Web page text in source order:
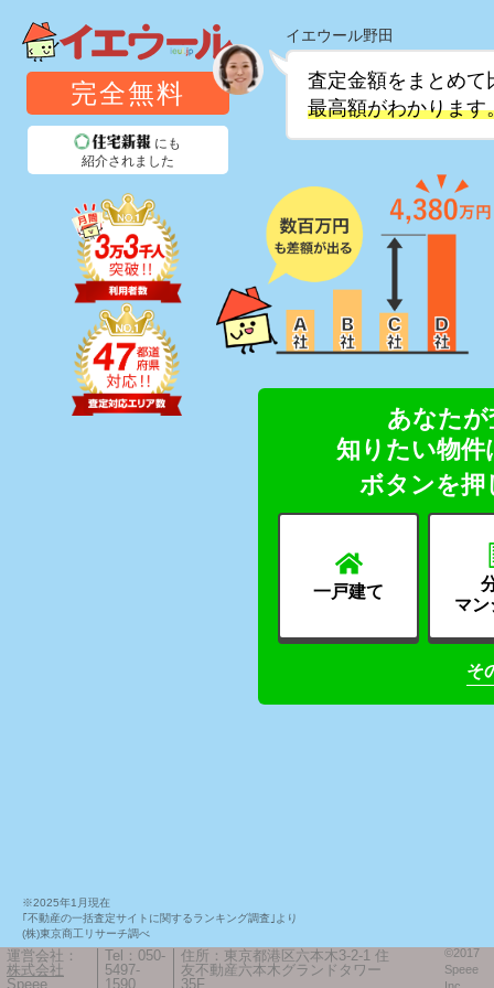
完全無料
にも
紹介されました
※2025年1月現在
｢不動産の一括査定サイトに関するランキング調査｣より
(株)東京商工リサーチ調べ
査定金額をまとめて
最高額がわかります
あなたが
知りたい物
ボタンを押
一戸建て
マン
そ
運営会社：
株式会社
Speee
Tel：050-
5497-
1590
住所：東京都港区六本木3-2-1 住
友不動産六本木グランドタワー
35F
©2017
Speee
Inc.